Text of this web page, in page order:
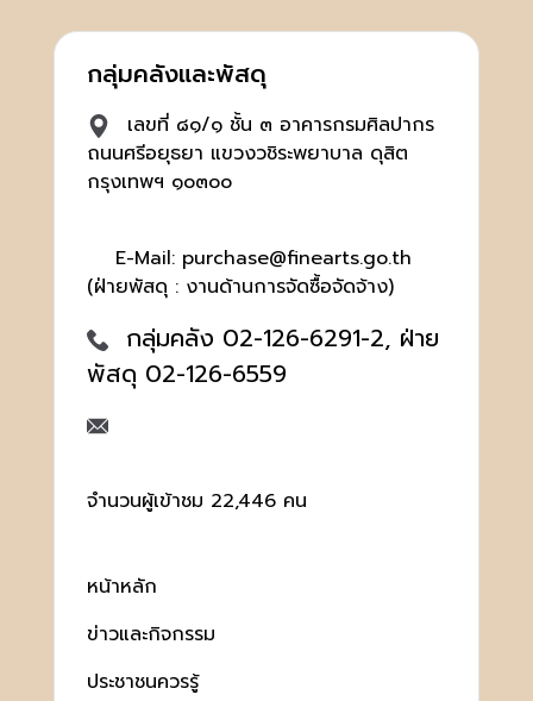
กลุ่มคลังและพัสดุ
เลขที่ ๘๑/๑ ชั้น ๓ อาคารกรมศิลปากร
ถนนศรีอยุธยา แขวงวชิระพยาบาล ดุสิต
กรุงเทพฯ ๑๐๓๐๐
E-Mail: purchase@finearts.go.th
(ฝ่ายพัสดุ : งานด้านการจัดซื้อจัดจ้าง)
กลุ่มคลัง 02-126-6291-2, ฝ่าย
พัสดุ 02-126-6559
จำนวนผู้เข้าชม 22,446 คน
หน้าหลัก
ข่าวและกิจกรรม
ประชาชนควรรู้